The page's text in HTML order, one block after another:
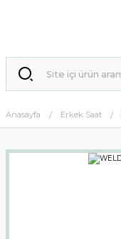
Anasayfa Erkek Saat